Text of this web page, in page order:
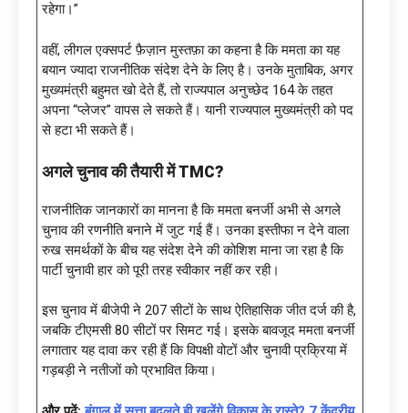
रहेगा।”
वहीं, लीगल एक्सपर्ट फ़ैज़ान मुस्तफ़ा का कहना है कि ममता का यह
बयान ज्यादा राजनीतिक संदेश देने के लिए है। उनके मुताबिक, अगर
मुख्यमंत्री बहुमत खो देते हैं, तो राज्यपाल अनुच्छेद 164 के तहत
अपना “प्लेजर” वापस ले सकते हैं। यानी राज्यपाल मुख्यमंत्री को पद
से हटा भी सकते हैं।
अगले चुनाव की तैयारी मेंTMC?
राजनीतिक जानकारों का मानना है कि ममता बनर्जी अभी से अगले
चुनाव की रणनीति बनाने में जुट गई हैं। उनका इस्तीफा न देने वाला
रुख समर्थकों के बीच यह संदेश देने की कोशिश माना जा रहा है कि
पार्टी चुनावी हार को पूरी तरह स्वीकार नहीं कर रही।
इस चुनाव में बीजेपी ने 207 सीटों के साथ ऐतिहासिक जीत दर्ज की है,
जबकि टीएमसी 80 सीटों पर सिमट गई। इसके बावजूद ममता बनर्जी
लगातार यह दावा कर रही हैं कि विपक्षी वोटों और चुनावी प्रक्रिया में
गड़बड़ी ने नतीजों को प्रभावित किया।